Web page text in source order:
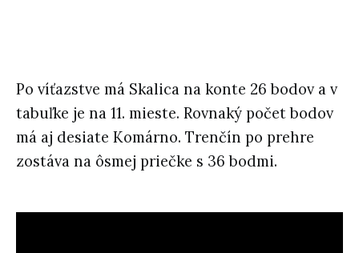
Po víťazstve má Skalica na konte 26 bodov a v
tabuľke je na 11. mieste. Rovnaký počet bodov
má aj desiate Komárno. Trenčín po prehre
zostáva na ôsmej priečke s 36 bodmi.